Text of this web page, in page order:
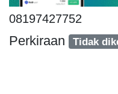
08197427752
Perkiraan Tidak